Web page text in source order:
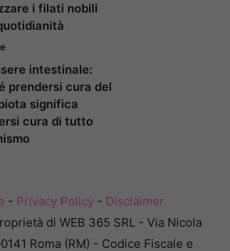
i filati nobili
intestinale:
prendersi cura del
significa
cura di tutto
- Privacy Policy- Disclaimer
di WEB 365 SRL - Via Nicola
Roma (RM) - Codice Fiscale e